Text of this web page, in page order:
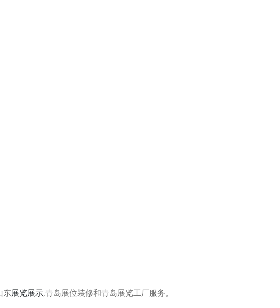
东展览展示,青岛展位装修和青岛展览工厂服务。